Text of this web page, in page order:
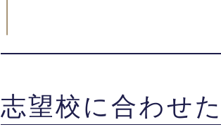
志望校に合わせた